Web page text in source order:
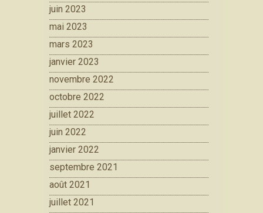
juin 2023
mai 2023
mars 2023
janvier 2023
novembre 2022
octobre 2022
juillet 2022
juin 2022
janvier 2022
septembre 2021
août 2021
juillet 2021